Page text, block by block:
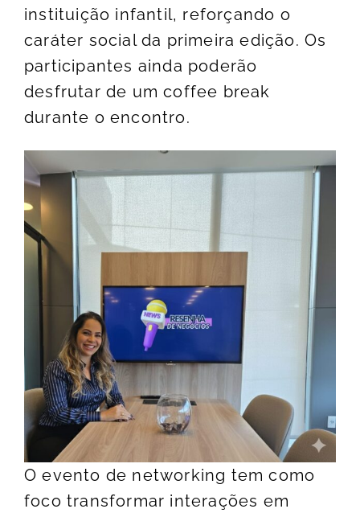
instituição infantil, reforçando o
caráter social da primeira edição. Os
participantes ainda poderão
desfrutar de um coffee break
durante o encontro.
O evento de networking tem como
foco transformar interações em